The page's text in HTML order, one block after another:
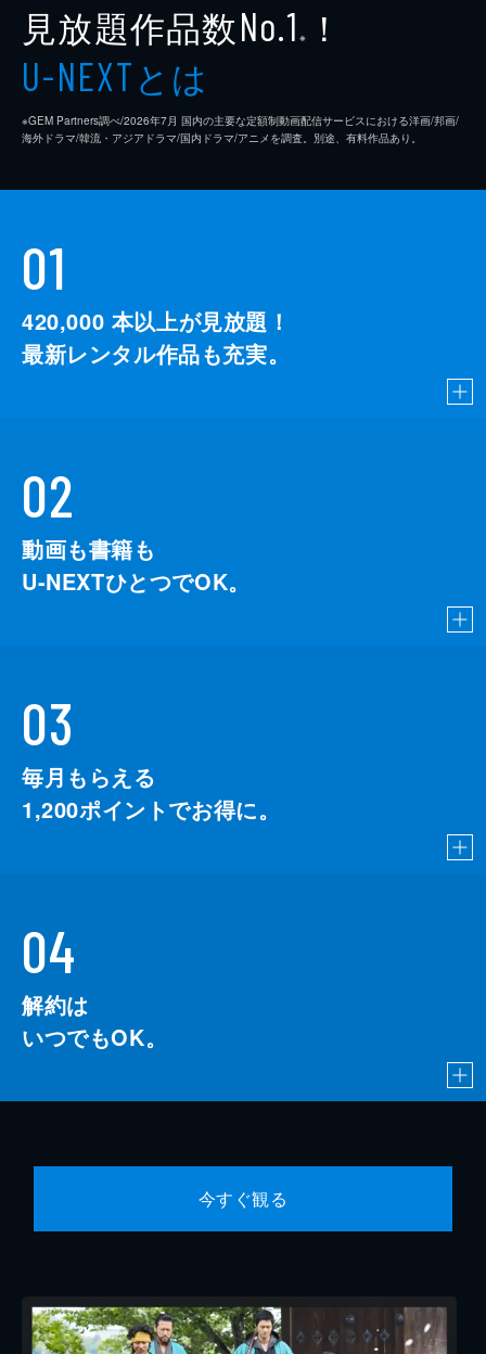
見放題作品数No.1 ※ ！
U-NEXTとは
※GEM Partners調べ/2026年7⽉ 国内の主要な定額制動画配信サービスにおける洋画/邦画/
海外ドラマ/韓流・アジアドラマ/国内ドラマ/アニメを調査。別途、有料作品あり。
01
420,000 本以上が見放題！
最新レンタル作品も充実。
02
動画も書籍も
U-NEXTひとつでOK。
03
毎月もらえる
1,200ポイントでお得に。
04
解約は
いつでもOK。
今すぐ観る